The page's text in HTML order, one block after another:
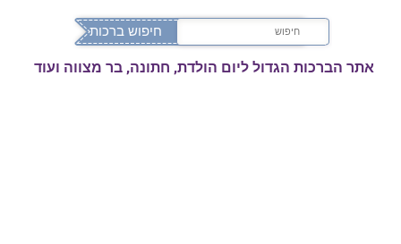
אתר הברכות הגדול ליום הולדת, חתונה, בר מצווה ועוד